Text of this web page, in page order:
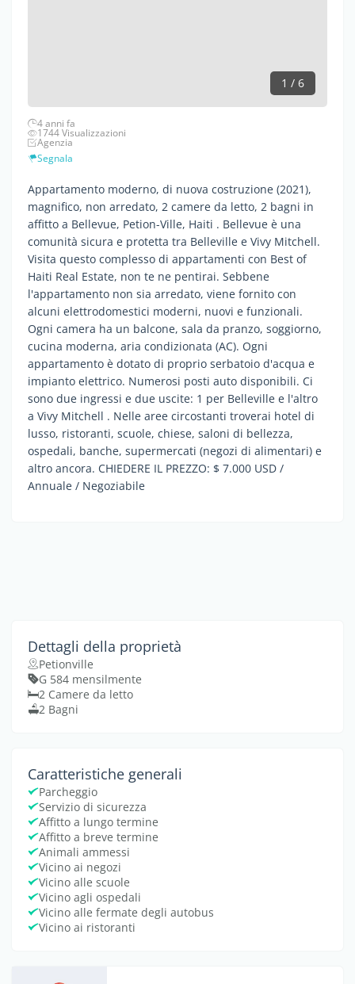
1 / 6
4 anni fa
1744 Visualizzazioni
Agenzia
Segnala
Appartamento moderno, di nuova costruzione (2021),
magnifico, non arredato, 2 camere da letto, 2 bagni in
affitto a Bellevue, Petion-Ville, Haiti . Bellevue è una
comunità sicura e protetta tra Belleville e Vivy Mitchell.
Visita questo complesso di appartamenti con Best of
Haiti Real Estate, non te ne pentirai. Sebbene
l'appartamento non sia arredato, viene fornito con
alcuni elettrodomestici moderni, nuovi e funzionali.
Ogni camera ha un balcone, sala da pranzo, soggiorno,
cucina moderna, aria condizionata (AC). Ogni
appartamento è dotato di proprio serbatoio d'acqua e
impianto elettrico. Numerosi posti auto disponibili. Ci
sono due ingressi e due uscite: 1 per Belleville e l'altro
a Vivy Mitchell . Nelle aree circostanti troverai hotel di
lusso, ristoranti, scuole, chiese, saloni di bellezza,
ospedali, banche, supermercati (negozi di alimentari) e
altro ancora. CHIEDERE IL PREZZO: $ 7.000 USD /
Annuale / Negoziabile
Dettagli della proprietà
Petionville
G 584 mensilmente
2 Camere da letto
2 Bagni
Caratteristiche generali
Parcheggio
Servizio di sicurezza
Affitto a lungo termine
Affitto a breve termine
Animali ammessi
Vicino ai negozi
Vicino alle scuole
Vicino agli ospedali
Vicino alle fermate degli autobus
Vicino ai ristoranti